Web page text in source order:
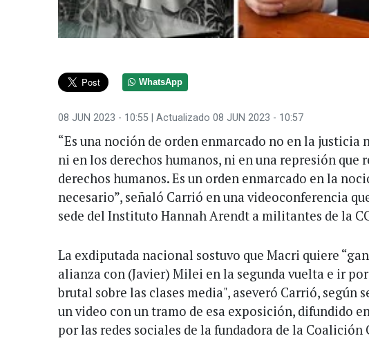
WhatsApp
08 JUN 2023 - 10:55 | Actualizado 08 JUN 2023 - 10:57
“Es una noción de orden enmarcado no en la justicia
ni en los derechos humanos, ni en una represión que
derechos humanos. Es un orden enmarcado en la
necesario”, señaló Carrió en una videoconferencia
sede del Instituto Hannah Arendt a militantes de la
La exdiputada nacional sostuvo que Macri quiere
alianza con (Javier) Milei en la segunda vuelta e ir
brutal sobre las clases media", aseveró Carrió, según
un video con un tramo de esa exposición, difundido
por las redes sociales de la fundadora de la Coalición